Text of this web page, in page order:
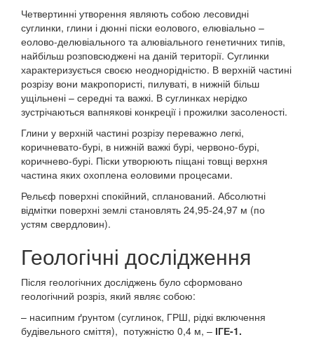
Четвертинні утворення являють собою лесовидні
суглинки, глини і дюнні піски еолового, елювіально –
еолово-делювіального та алювіального генетичних типів,
найбільш розповсюджені на даній території. Суглинки
характеризується своєю неоднорідністю. В верхній частині
розрізу вони макропористі, пилуваті, в нижній більш
ущільнені – середні та важкі. В суглинках нерідко
зустрічаються вапнякові конкреції і прожилки засоленості.
Глини у верхній частині розрізу переважно легкі,
коричневато-бурі, в нижній важкі бурі, червоно-бурі,
коричнево-бурі. Піски утворюють піщані товщі верхня
частина яких охоплена еоловими процесами.
Рельєф поверхні спокійний, спланований. Абсолютні
відмітки поверхні землі становлять 24,95-24,97 м (по
устям свердловин).
Геологічні дослідження
Після геологічних досліджень було сформовано
геологічний розріз, який являє собою:
– насипним ґрунтом (суглинок, ГРШ, рідкі включення
будівельного сміття), потужністю 0,4 м, – ІГЕ-1.